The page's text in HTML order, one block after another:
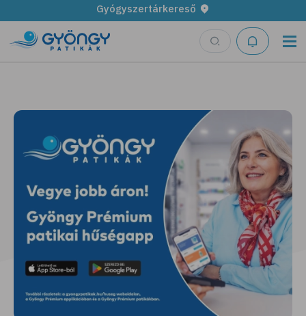
Gyógyszertárkereső
Legyen fűszerkertünk!